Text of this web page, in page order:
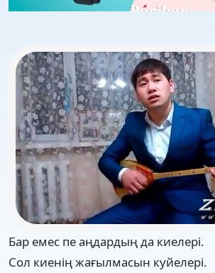
Бар емес пе аңдардың да киелері.
Сол киенің жағылмасын куйелері.